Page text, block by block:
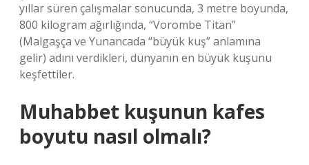
yıllar süren çalışmalar sonucunda, 3 metre boyunda,
800 kilogram ağırlığında, “Vorombe Titan”
(Malgaşça ve Yunancada “büyük kuş” anlamına
gelir) adını verdikleri, dünyanın en büyük kuşunu
keşfettiler.
Muhabbet kuşunun kafes
boyutu nasıl olmalı?